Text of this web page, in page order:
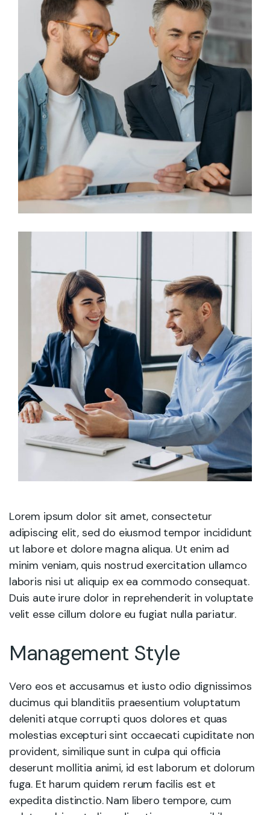
Lorem ipsum dolor sit amet, consectetur
adipiscing elit, sed do eiusmod tempor incididunt
ut labore et dolore magna aliqua. Ut enim ad
minim veniam, quis nostrud exercitation ullamco
laboris nisi ut aliquip ex ea commodo consequat.
Duis aute irure dolor in reprehenderit in voluptate
velit esse cillum dolore eu fugiat nulla pariatur.
Management Style
Vero eos et accusamus et iusto odio dignissimos
ducimus qui blanditiis praesentium voluptatum
deleniti atque corrupti quos dolores et quas
molestias excepturi sint occaecati cupiditate non
provident, similique sunt in culpa qui officia
deserunt mollitia animi, id est laborum et dolorum
fuga. Et harum quidem rerum facilis est et
expedita distinctio. Nam libero tempore, cum